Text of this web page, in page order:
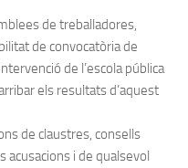
de treballadores,
de convocatòria de
de l’escola pública
els resultats d’aquest
de claustres, consells
acusacions i de qualsevol